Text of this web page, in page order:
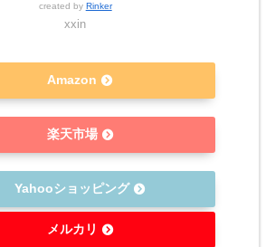
created by Rinker
xxin
Amazon
楽天市場
Yahooショッピング
メルカリ